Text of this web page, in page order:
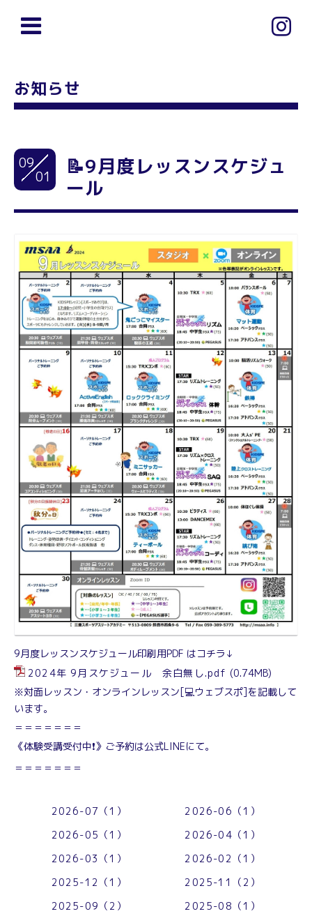
お知らせ
09
01
📝9月度レッスンスケジュ
ール
9月度レッスンスケジュール印刷用PDF はコチラ↓
2024年 9月スケジュール 余白無し.pdf (0.74MB)
※対面レッスン・オンラインレッスン[💻️ウェブスポ]を記載して
います。
＝＝＝＝＝＝＝
《体験受講受付中❗》ご予約は公式LINEにて。
＝＝＝＝＝＝＝
2026-07（1）
2026-06（1）
2026-05（1）
2026-04（1）
2026-03（1）
2026-02（1）
2025-12（1）
2025-11（2）
2025-09（2）
2025-08（1）